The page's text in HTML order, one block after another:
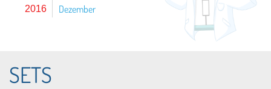
2016 Dezember
SETS